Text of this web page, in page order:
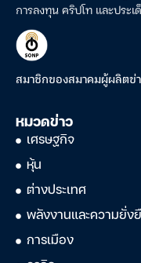
การลงทุน คริปโท และประ
สมาชิกของสมาคมผู้ผลิตข่
หมวดข่าว
เศรษฐกิจ
หุ้น
ต่างประเทศ
พลังงานและความยั่ง
การเมือง